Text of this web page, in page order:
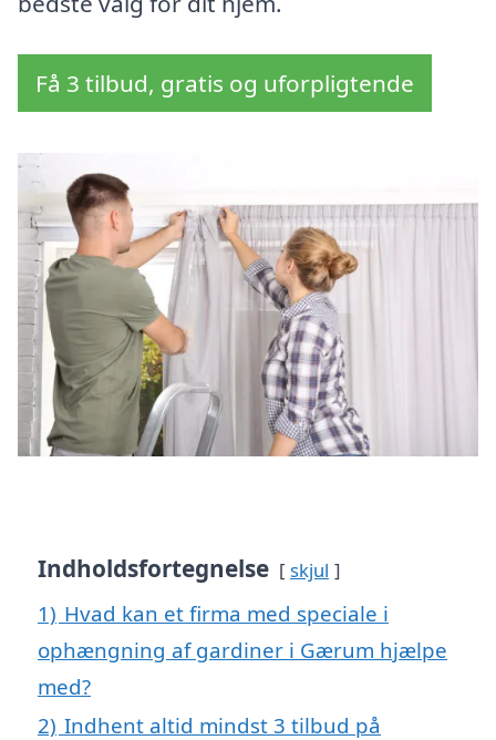
Få 3 tilbud, gratis og uforpligtende
Indholdsfortegnelse skjul
1) Hvad kan et firma med speciale i
ophængning af gardiner i Gærum hjælpe
med?
2) Indhent altid mindst 3 tilbud på